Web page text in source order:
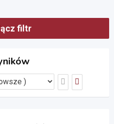
filtr